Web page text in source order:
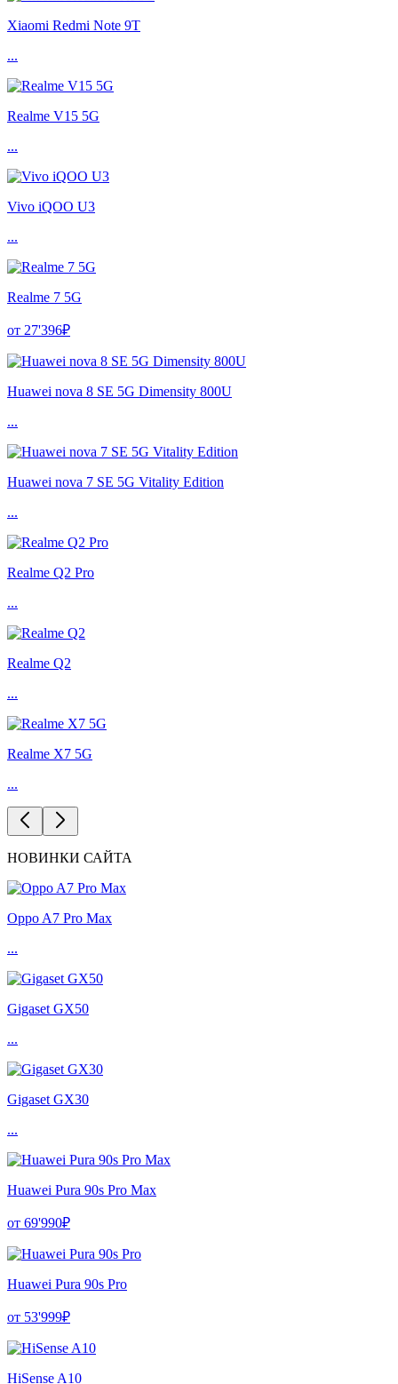
Xiaomi Redmi Note 9T
...
Realme V15 5G
...
Vivo iQOO U3
...
Realme 7 5G
от 27'396₽
Huawei nova 8 SE 5G Dimensity 800U
...
Huawei nova 7 SE 5G Vitality Edition
...
Realme Q2 Pro
...
Realme Q2
...
Realme X7 5G
...
НОВИНКИ САЙТА
Oppo A7 Pro Max
...
Gigaset GX50
...
Gigaset GX30
...
Huawei Pura 90s Pro Max
от 69'990₽
Huawei Pura 90s Pro
от 53'999₽
HiSense A10